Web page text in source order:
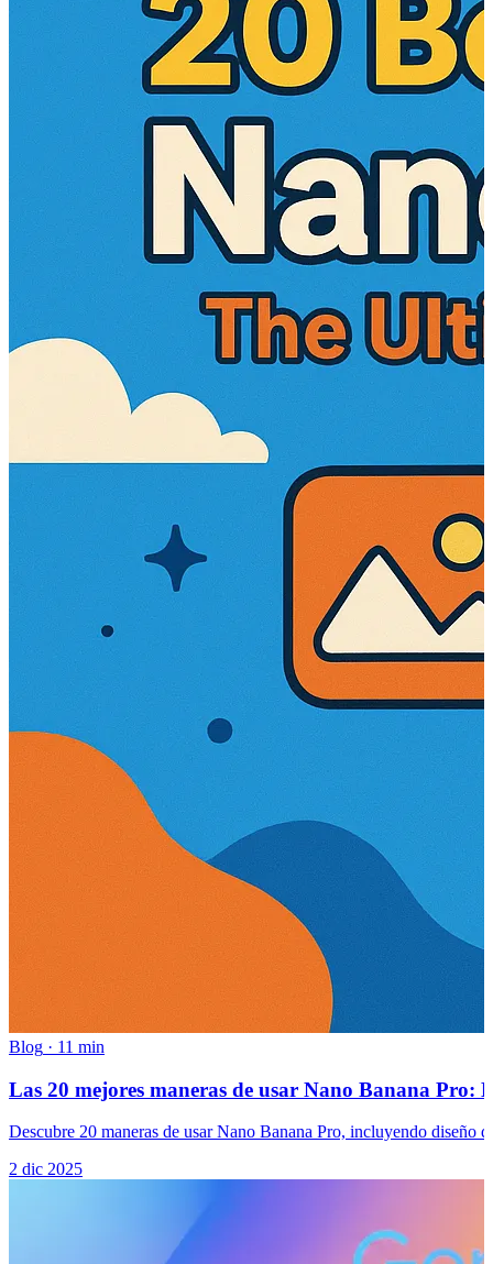
Blog · 11 min
Las 20 mejores maneras de usar Nano Banana
Descubre 20 maneras de usar Nano Banana Pro, incluyendo diseño
2 dic 2025